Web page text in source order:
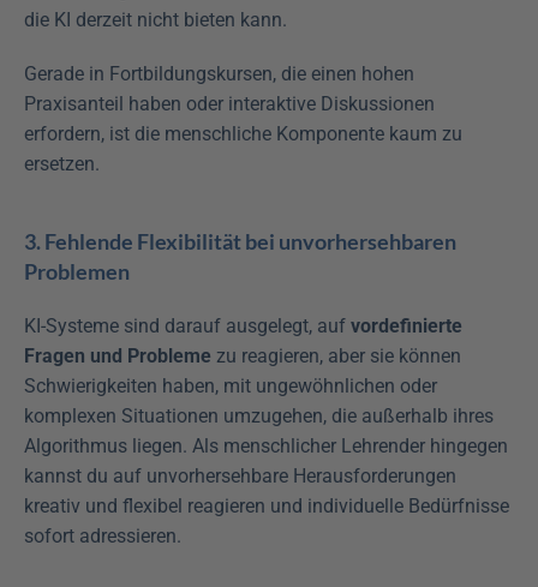
die KI derzeit nicht bieten kann.
Gerade in Fortbildungskursen, die einen hohen
Praxisanteil haben oder interaktive Diskussionen
erfordern, ist die menschliche Komponente kaum zu
ersetzen.
3. Fehlende Flexibilität bei unvorhersehbaren
Problemen
KI-Systeme sind darauf ausgelegt, auf vordefinierte
Fragen und Probleme zu reagieren, aber sie können
Schwierigkeiten haben, mit ungewöhnlichen oder
komplexen Situationen umzugehen, die außerhalb ihres
Algorithmus liegen. Als menschlicher Lehrender hingegen
kannst du auf unvorhersehbare Herausforderungen
kreativ und flexibel reagieren und individuelle Bedürfnisse
sofort adressieren.